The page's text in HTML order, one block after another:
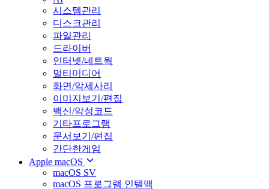
시스템관리
디스크관리
파일관리
드라이버
인터넷/네트웍
멀티미디어
화면/악세사리
이미지보기/편집
백신/악성코드
기타프로그램
문서보기/편집
간단한게임
Apple macOS
macOS SV
macOS 프로그램 인텔맥